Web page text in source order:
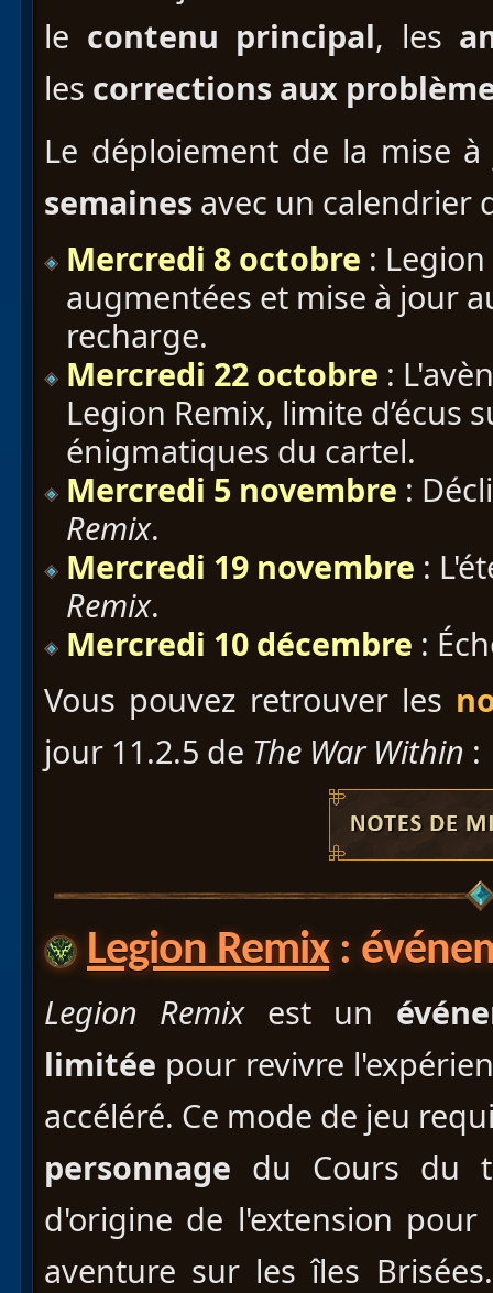
le contenu principal, les
les corrections aux
Le déploiement de la mise
semaines avec un calendrier
Mercredi 8 octobre :
augmentées et mise à jour
recharge.
Mercredi 22 octobre :
Legion Remix, limite d’écus
énigmatiques du cartel.
Mercredi 5 novembre :
Remix.
Mercredi 19 novembre :
Remix.
Mercredi 10 décembre :
Vous pouvez retrouver les
jour 11.2.5 de The War Within :
Legion Remix:
Legion Remixest un
limitée pour revivre
accéléré. Ce mode de jeu
personnage du Cours du
d'origine de l'extension
aventure sur les îles